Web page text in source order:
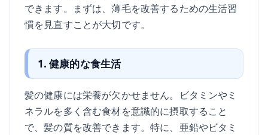
できます。まずは、薄毛を改善するための生活習
慣を見直すことが大切です。
1. 健康的な食生活
髪の健康には栄養が欠かせません。ビタミンやミ
ネラルを多く含む食材を意識的に摂取すること
で、髪の質を改善できます。特に、亜鉛やビタミ